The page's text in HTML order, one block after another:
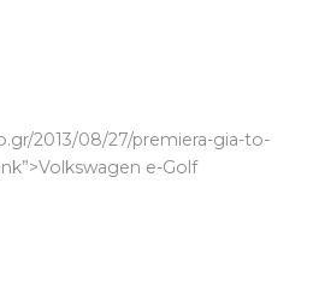
2013/08/27/premiera-gia-to-
e-Golf